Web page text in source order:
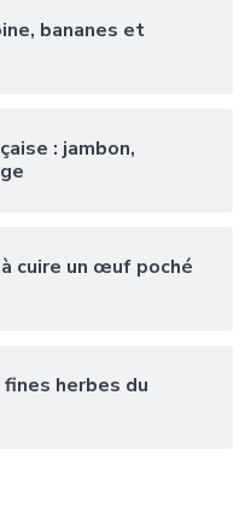
bananes et
: jambon,
cuire un œuf poché
herbes du